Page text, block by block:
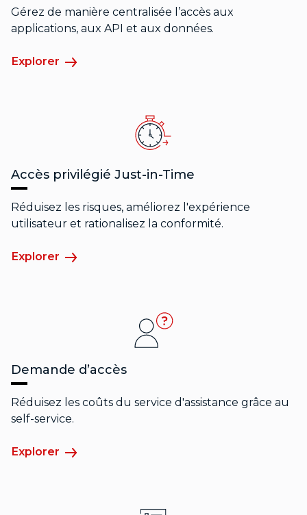
Gérez de manière centralisée l’accès aux
applications, aux API et aux données.
Explorer
Accès privilégié Just-in-Time
Réduisez les risques, améliorez l'expérience
utilisateur et rationalisez la conformité.
Explorer
Demande d’accès
Réduisez les coûts du service d'assistance grâce au
self-service.
Explorer